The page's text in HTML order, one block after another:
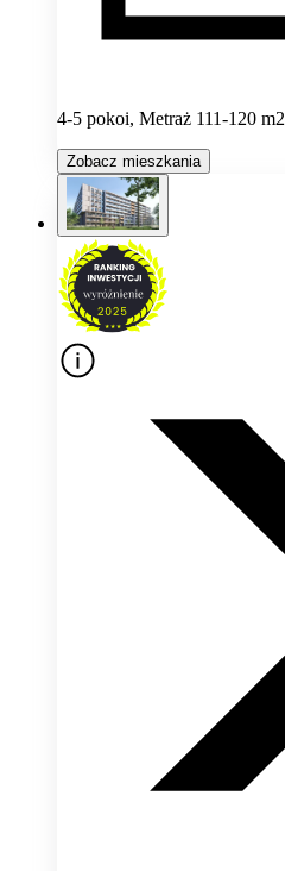
4-5 pokoi, Metraż 111-120 m2
Zobacz mieszkania